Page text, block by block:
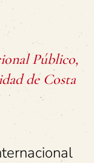
Público,
de Costa